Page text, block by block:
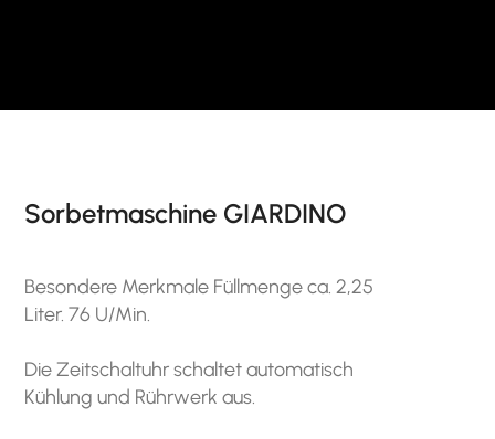
Sorbetmaschine GIARDINO
Besondere Merkmale Füllmenge ca. 2,25
Liter. 76 U/Min.
Die Zeitschaltuhr schaltet automatisch
Kühlung und Rührwerk aus.